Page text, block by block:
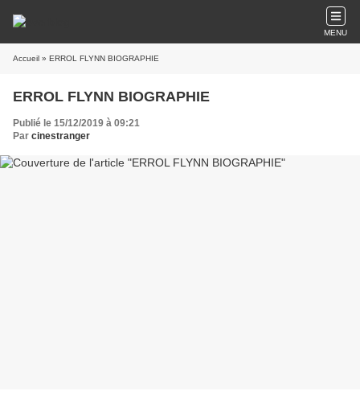
MENU
Accueil » ERROL FLYNN BIOGRAPHIE
ERROL FLYNN BIOGRAPHIE
Publié le 15/12/2019 à 09:21
Par cinestranger